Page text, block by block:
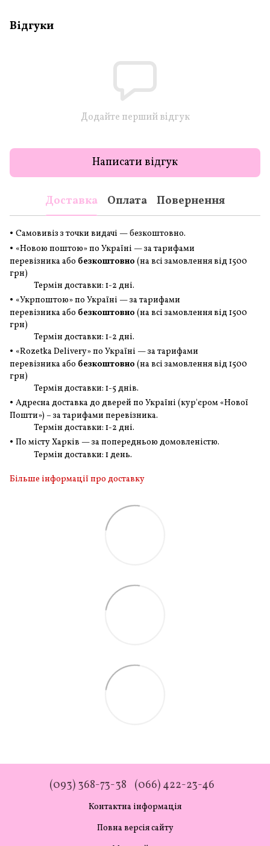
Відгуки
Додайте перший відгук
Написати відгук
Доставка Оплата Повернення
• Самовивіз з точки видачі — безкоштовно.
• «Новою поштою» по Україні — за тарифами
перевізника або безкоштовно (на всі замовленнявід 1500
грн)
Термін доставки: 1-2 дні.
• «Укрпоштою» по Україні — за тарифами
перевізника або безкоштовно (на всі замовленнявід 1500
грн)
Термін доставки: 1-2 дні.
• «Rozetka Delivery» по Україні — за тарифами
перевізника або безкоштовно (на всі замовленнявід 1500
грн)
Термін доставки: 1-5 днів.
• Адресна доставка до дверей по Україні (кур'єром «Нової
Пошти») – за тарифами перевізника.
Термін доставки: 1-2 дні.
• По місту Харків — за попередньою домовленістю.
Термін доставки: 1 день.
Більше інформації про доставку
(093) 368-73-38 (066) 422-23-46
Контактна інформація
Повна версія сайту